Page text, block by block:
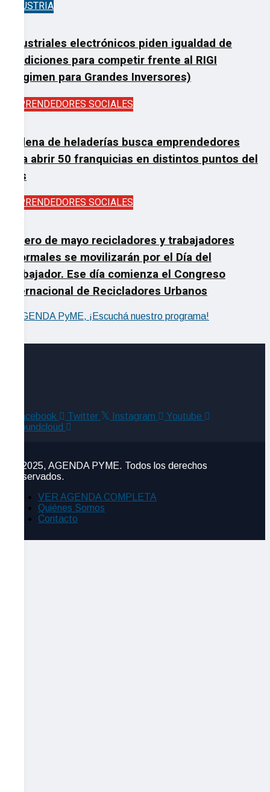
INDUSTRIA
Industriales electrónicos piden igualdad de
condiciones para competir frente al RIGI
(Régimen para Grandes Inversores)
EMPRENDEDORES SOCIALES
Cadena de heladerías busca emprendedores
para abrir 50 franquicias en distintos puntos del
país
EMPRENDEDORES SOCIALES
El 1ero de mayo recicladores y trabajadores
informales se movilizarán por el Día del
Trabajador. Ese día comienza el Congreso
Internacional de Recicladores Urbanos
Facebook Twitter Instagram
Youtube
Soundcloud
©2025, AGENDA PYME. Todos los derechos
reservados.
VER AGENDA COMPLETA
Quiénes Somos
Contacto